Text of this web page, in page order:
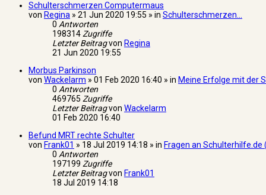
Schulterschmerzen Computermaus
von Regina » 21 Jun 2020 19:55 » in Schulterschmerzen...
0 Antworten
198314Zugriffe
Letzter Beitragvon Regina
21 Jun 2020 19:55
Morbus Parkinson
von Wackelarm » 01 Feb 2020 16:40 » in Meine Erfolge mit der
0 Antworten
469765 Zugriffe
Letzter Beitragvon Wackelarm
01 Feb 2020 16:40
Befund MRT rechte Schulter
von Frank01 » 18 Jul 2019 14:18 » in Fragen an Schulterhilfe.de
0 Antworten
197199 Zugriffe
Letzter Beitragvon Frank01
18 Jul 2019 14:18